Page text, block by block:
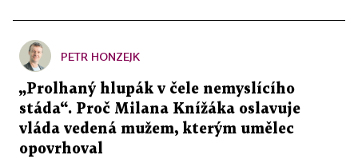
PETR HONZEJK
„Prolhaný hlupák v čele nemyslícího
stáda“. Proč Milana Knížáka oslavuje
vláda vedená mužem, kterým umělec
opovrhoval